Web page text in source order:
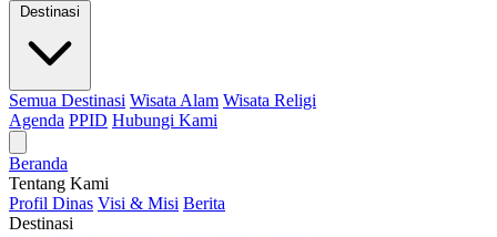
Destinasi
Semua Destinasi Wisata Alam Wisata Religi
Agenda PPID Hubungi Kami
Beranda
Tentang Kami
Profil Dinas Visi & Misi Berita
Destinasi